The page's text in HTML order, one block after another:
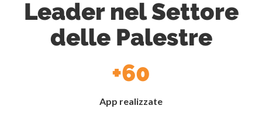
Leader nel Settore
delle Palestre
+60
App realizzate